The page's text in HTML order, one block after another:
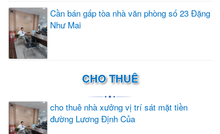
Cần bán gấp tòa nhà văn phòng số 23 Đặng
Như Mai
CHO THUÊ
cho thuê nhà xưởng vị trí sát mặt tiền
đường Lương Định Của